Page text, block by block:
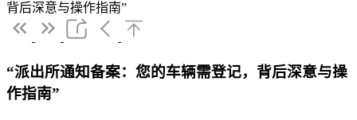
背后深意与操作指南”
“派出所通知备案：您的车辆需登记，背后深意与操
作指南”